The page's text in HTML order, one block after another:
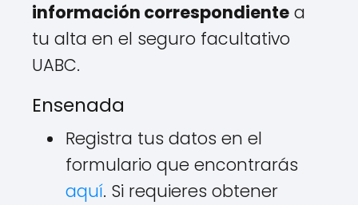
información correspondiente a
tu alta en el seguro facultativo
UABC.
Ensenada
Registra tus datos en el
formulario que encontrarás
aquí. Si requieres obtener